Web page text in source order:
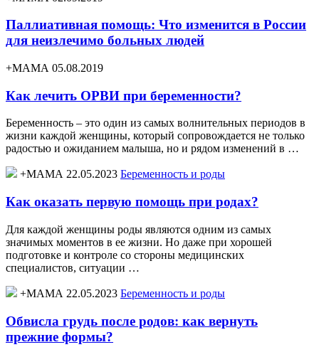
Паллиативная помощь: Что изменится в России
для неизлечимо больных людей
+МАМА 05.08.2019
Как лечить ОРВИ при беременности?
Беременность – это один из самых волнительных периодов в
жизни каждой женщины, который сопровождается не только
радостью и ожиданием малыша, но и рядом изменений в …
+МАМА 22.05.2023 Беременность и роды
Как оказать первую помощь при родах?
Для каждой женщины роды являются одним из самых
значимых моментов в ее жизни. Но даже при хорошей
подготовке и контроле со стороны медицинских
специалистов, ситуации …
+МАМА 22.05.2023 Беременность и роды
Обвисла грудь после родов: как вернуть
прежние формы?